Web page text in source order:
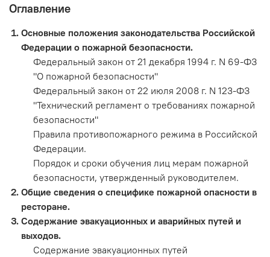
Оглавление
Основные положения законодательства Российской
Федерации о пожарной безопасности.
Федеральный закон от 21 декабря 1994 г. N 69-ФЗ
"О пожарной безопасности"
Федеральный закон от 22 июля 2008 г. N 123-ФЗ
"Технический регламент о требованиях пожарной
безопасности"
Правила противопожарного режима в Российской
Федерации.
Порядок и сроки обучения лиц мерам пожарной
безопасности, утвержденный руководителем.
Общие сведения о специфике пожарной опасности в
ресторане.
Содержание эвакуационных и аварийных путей и
выходов.
Содержание эвакуационных путей